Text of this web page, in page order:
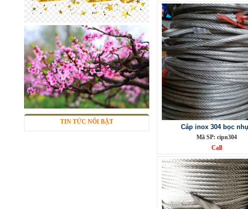
Lưới inox 304
Mã SP: LIox304data12
Call
TIN TỨC NỔI BẬT
Cáp inox 304 bọc
Mã SP: cipn304
Call